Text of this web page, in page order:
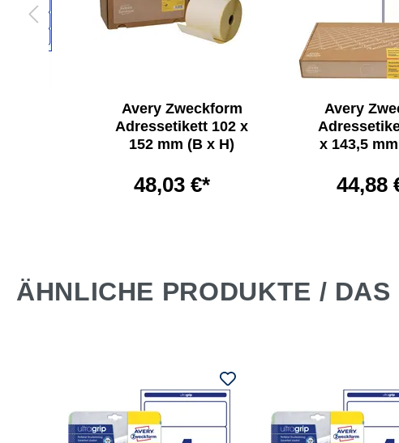
Avery Zweckform
Adressetikett 102 x
152 mm (B x H)
48,03 €*
Avery
x 143,5
44,88
ÄHNLICHE PRODUKTE / DAS